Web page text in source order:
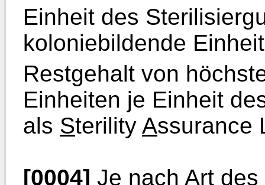
Einheit des
koloniebildende
Restgehalt von
Einheiten je Einheit
als Sterility Assurance
[0004] Je nach Art